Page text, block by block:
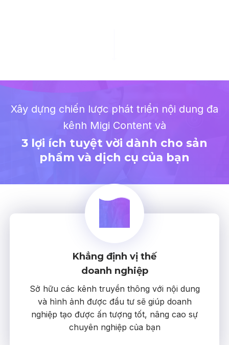
Xây dựng chiến lược phát triển nội dung đa
kênh Migi Content và
3 lợi ích tuyệt vời dành cho sản
phẩm và dịch cụ của bạn
Khẳng định vị thế
doanh nghiệp
Sở hữu các kênh truyền thông với nội dung
và hình ảnh được đầu tư sẽ giúp doanh
nghiệp tạo được ấn tượng tốt, nâng cao sự
chuyên nghiệp của bạn